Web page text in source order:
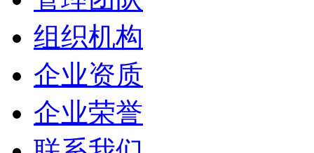
组织机构
企业资质
企业荣誉